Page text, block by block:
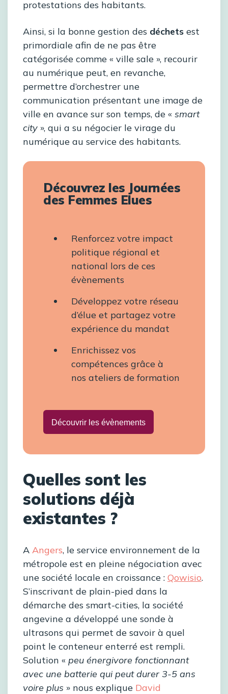
protestations des habitants.
Ainsi, si la bonne gestion des déchets est
primordiale afin de ne pas être
catégorisée comme « ville sale », recourir
au numérique peut, en revanche,
permettre d’orchestrer une
communication présentant une image de
ville en avance sur son temps, de « smart
city », qui a su négocier le virage du
numérique au service des habitants.
Découvrez les Journées
des Femmes Elues
Renforcez votre impact
politique régional et
national lors de ces
évènements
Développez votre réseau
d’élue et partagez votre
expérience du mandat
Enrichissez vos
compétences grâce à
nos ateliers de formation
Découvrir les évènements
Quelles sont les
solutions déjà
existantes ?
A Angers, le service environnement de la
métropole est en pleine négociation avec
une société locale en croissance : Qowisio.
S’inscrivant de plain-pied dans la
démarche des smart-cities, la société
angevine a développé une sonde à
ultrasons qui permet de savoir à quel
point le conteneur enterré est rempli.
Solution « peu énergivore fonctionnant
avec une batterie qui peut durer 3-5 ans
voire plus » nous explique David